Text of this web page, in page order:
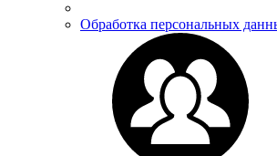
Обработка персональных